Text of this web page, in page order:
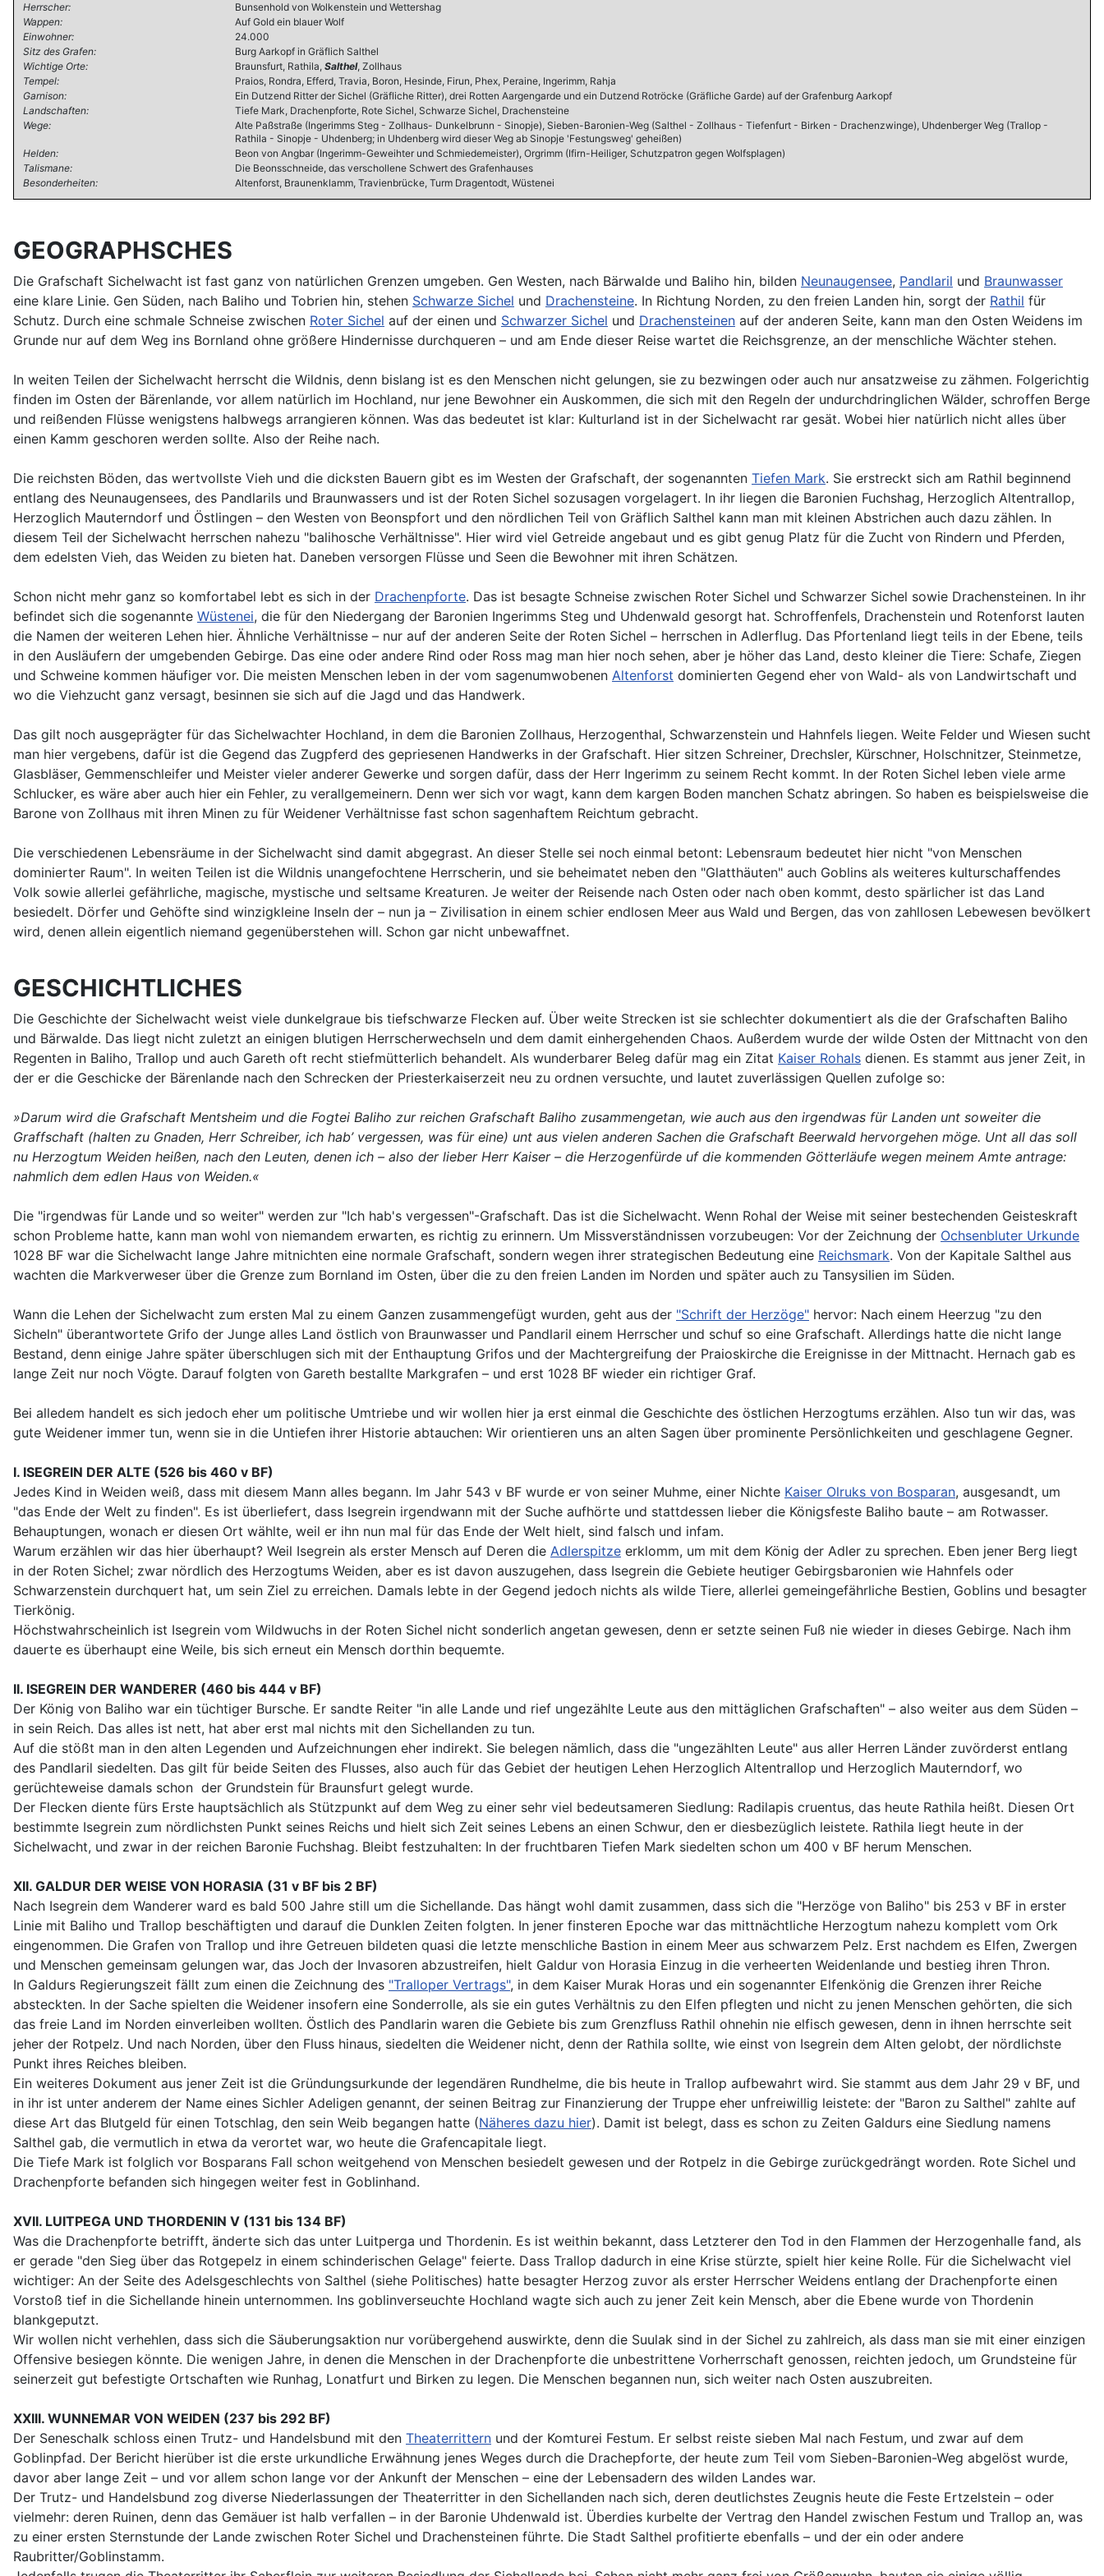
Herrscher:
Bunsenhold von Wolkenstein und Wettershag
Wappen:
Auf Gold ein blauer Wolf
Einwohner:
24.000
Sitz des Grafen:
Burg Aarkopf in Gräflich Salthel
Wichtige Orte:
Braunsfurt, Rathila, Salthel, Zollhaus
Tempel:
Praios, Rondra, Efferd, Travia, Boron, Hesinde, Firun, Phex, Peraine, Ingerimm, Rahja
Garnison:
Ein Dutzend Ritter der Sichel (Gräfliche Ritter), drei Rotten Aargengarde und ein Dutzend Rotröcke (Gräfliche Garde) auf der Grafenburg Aarkopf
Landschaften:
Tiefe Mark, Drachenpforte, Rote Sichel, Schwarze Sichel, Drachensteine
Wege:
Alte Paßstraße (Ingerimms Steg - Zollhaus- Dunkelbrunn - Sinopje), Sieben-Baronien-Weg (Salthel - Zollhaus - Tiefenfurt - Birken - Drachenzwinge), Uhdenberger Weg (Trallop -
Rathila - Sinopje - Uhdenberg; in Uhdenberg wird dieser Weg ab Sinopje 'Festungsweg' geheißen)
Helden:
Beon von Angbar (Ingerimm-Geweihter und Schmiedemeister), Orgrimm (Ifirn-Heiliger, Schutzpatron gegen Wolfsplagen)
Talismane:
Die Beonsschneide, das verschollene Schwert des Grafenhauses
Besonderheiten:
Altenforst, Braunenklamm, Travienbrücke, Turm Dragentodt, Wüstenei
GEOGRAPHSCHES
Die Grafschaft Sichelwacht ist fast ganz von natürlichen Grenzen umgeben. Gen Westen, nach Bärwalde und Baliho hin, bilden Neunaugensee, Pandlaril und Braunwasser
eine klare Linie. Gen Süden, nach Baliho und Tobrien hin, stehen Schwarze Sichel und Drachensteine. In Richtung Norden, zu den freien Landen hin, sorgt der Rathil für
Schutz. Durch eine schmale Schneise zwischen Roter Sichel auf der einen und Schwarzer Sichel und Drachensteinen auf der anderen Seite, kann man den Osten Weidens im
Grunde nur auf dem Weg ins Bornland ohne größere Hindernisse durchqueren – und am Ende dieser Reise wartet die Reichsgrenze, an der menschliche Wächter stehen.
In weiten Teilen der Sichelwacht herrscht die Wildnis, denn bislang ist es den Menschen nicht gelungen, sie zu bezwingen oder auch nur ansatzweise zu zähmen. Folgerichtig
finden im Osten der Bärenlande, vor allem natürlich im Hochland, nur jene Bewohner ein Auskommen, die sich mit den Regeln der undurchdringlichen Wälder, schroffen Berge
und reißenden Flüsse wenigstens halbwegs arrangieren können. Was das bedeutet ist klar: Kulturland ist in der Sichelwacht rar gesät. Wobei hier natürlich nicht alles über
einen Kamm geschoren werden sollte. Also der Reihe nach.
Die reichsten Böden, das wertvollste Vieh und die dicksten Bauern gibt es im Westen der Grafschaft, der sogenannten Tiefen Mark. Sie erstreckt sich am Rathil beginnend
entlang des Neunaugensees, des Pandlarils und Braunwassers und ist der Roten Sichel sozusagen vorgelagert. In ihr liegen die Baronien Fuchshag, Herzoglich Altentrallop,
Herzoglich Mauterndorf und Östlingen – den Westen von Beonspfort und den nördlichen Teil von Gräflich Salthel kann man mit kleinen Abstrichen auch dazu zählen. In
diesem Teil der Sichelwacht herrschen nahezu "balihosche Verhältnisse". Hier wird viel Getreide angebaut und es gibt genug Platz für die Zucht von Rindern und Pferden,
dem edelsten Vieh, das Weiden zu bieten hat. Daneben versorgen Flüsse und Seen die Bewohner mit ihren Schätzen.
Schon nicht mehr ganz so komfortabel lebt es sich in der Drachenpforte. Das ist besagte Schneise zwischen Roter Sichel und Schwarzer Sichel sowie Drachensteinen. In ihr
befindet sich die sogenannte Wüstenei, die für den Niedergang der Baronien Ingerimms Steg und Uhdenwald gesorgt hat. Schroffenfels, Drachenstein und Rotenforst lauten
die Namen der weiteren Lehen hier. Ähnliche Verhältnisse – nur auf der anderen Seite der Roten Sichel – herrschen in Adlerflug. Das Pfortenland liegt teils in der Ebene, teils
in den Ausläufern der umgebenden Gebirge. Das eine oder andere Rind oder Ross mag man hier noch sehen, aber je höher das Land, desto kleiner die Tiere: Schafe, Ziegen
und Schweine kommen häufiger vor. Die meisten Menschen leben in der vom sagenumwobenen Altenforst dominierten Gegend eher von Wald- als von Landwirtschaft und
wo die Viehzucht ganz versagt, besinnen sie sich auf die Jagd und das Handwerk.
Das gilt noch ausgeprägter für das Sichelwachter Hochland, in dem die Baronien Zollhaus, Herzogenthal, Schwarzenstein und Hahnfels liegen. Weite Felder und Wiesen sucht
man hier vergebens, dafür ist die Gegend das Zugpferd des gepriesenen Handwerks in der Grafschaft. Hier sitzen Schreiner, Drechsler, Kürschner, Holschnitzer, Steinmetze,
Glasbläser, Gemmenschleifer und Meister vieler anderer Gewerke und sorgen dafür, dass der Herr Ingerimm zu seinem Recht kommt. In der Roten Sichel leben viele arme
Schlucker, es wäre aber auch hier ein Fehler, zu verallgemeinern. Denn wer sich vor wagt, kann dem kargen Boden manchen Schatz abringen. So haben es beispielsweise die
Barone von Zollhaus mit ihren Minen zu für Weidener Verhältnisse fast schon sagenhaftem Reichtum gebracht.
Die verschiedenen Lebensräume in der Sichelwacht sind damit abgegrast. An dieser Stelle sei noch einmal betont: Lebensraum bedeutet hier nicht "von Menschen
dominierter Raum". In weiten Teilen ist die Wildnis unangefochtene Herrscherin, und sie beheimatet neben den "Glatthäuten" auch Goblins als weiteres kulturschaffendes
Volk sowie allerlei gefährliche, magische, mystische und seltsame Kreaturen. Je weiter der Reisende nach Osten oder nach oben kommt, desto spärlicher ist das Land
besiedelt. Dörfer und Gehöfte sind winzigkleine Inseln der – nun ja – Zivilisation in einem schier endlosen Meer aus Wald und Bergen, das von zahllosen Lebewesen bevölkert
wird, denen allein eigentlich niemand gegenüberstehen will. Schon gar nicht unbewaffnet.
GESCHICHTLICHES
Die Geschichte der Sichelwacht weist viele dunkelgraue bis tiefschwarze Flecken auf. Über weite Strecken ist sie schlechter dokumentiert als die der Grafschaften Baliho
und Bärwalde. Das liegt nicht zuletzt an einigen blutigen Herrscherwechseln und dem damit einhergehenden Chaos. Außerdem wurde der wilde Osten der Mittnacht von den
Regenten in Baliho, Trallop und auch Gareth oft recht stiefmütterlich behandelt. Als wunderbarer Beleg dafür mag ein Zitat Kaiser Rohals dienen. Es stammt aus jener Zeit, in
der er die Geschicke der Bärenlande nach den Schrecken der Priesterkaiserzeit neu zu ordnen versuchte, und lautet zuverlässigen Quellen zufolge so:
»Darum wird die Grafschaft Mentsheim und die Fogtei Baliho zur reichen Grafschaft Baliho zusammengetan, wie auch aus den irgendwas für Landen unt soweiter die
Graffschaft (halten zu Gnaden, Herr Schreiber, ich hab’ vergessen, was für eine) unt aus vielen anderen Sachen die Grafschaft Beerwald hervorgehen möge. Unt all das soll
nu Herzogtum Weiden heißen, nach den Leuten, denen ich – also der lieber Herr Kaiser – die Herzogenfürde uf die kommenden Götterläufe wegen meinem Amte antrage:
nahmlich dem edlen Haus von Weiden.«
Die "irgendwas für Lande und so weiter" werden zur "Ich hab's vergessen"-Grafschaft. Das ist die Sichelwacht. Wenn Rohal der Weise mit seiner bestechenden Geisteskraft
schon Probleme hatte, kann man wohl von niemandem erwarten, es richtig zu erinnern. Um Missverständnissen vorzubeugen: Vor der Zeichnung der Ochsenbluter Urkunde
1028 BF war die Sichelwacht lange Jahre mitnichten eine normale Grafschaft, sondern wegen ihrer strategischen Bedeutung eine Reichsmark. Von der Kapitale Salthel aus
wachten die Markverweser über die Grenze zum Bornland im Osten, über die zu den freien Landen im Norden und später auch zu Tansysilien im Süden.
Wann die Lehen der Sichelwacht zum ersten Mal zu einem Ganzen zusammengefügt wurden, geht aus der "Schrift der Herzöge" hervor: Nach einem Heerzug "zu den
Sicheln" überantwortete Grifo der Junge alles Land östlich von Braunwasser und Pandlaril einem Herrscher und schuf so eine Grafschaft. Allerdings hatte die nicht lange
Bestand, denn einige Jahre später überschlugen sich mit der Enthauptung Grifos und der Machtergreifung der Praioskirche die Ereignisse in der Mittnacht. Hernach gab es
lange Zeit nur noch Vögte. Darauf folgten von Gareth bestallte Markgrafen – und erst 1028 BF wieder ein richtiger Graf.
Bei alledem handelt es sich jedoch eher um politische Umtriebe und wir wollen hier ja erst einmal die Geschichte des östlichen Herzogtums erzählen. Also tun wir das, was
gute Weidener immer tun, wenn sie in die Untiefen ihrer Historie abtauchen: Wir orientieren uns an alten Sagen über prominente Persönlichkeiten und geschlagene Gegner.
I. ISEGREIN DER ALTE (526 bis 460 v BF)
Jedes Kind in Weiden weiß, dass mit diesem Mann alles begann. Im Jahr 543 v BF wurde er von seiner Muhme, einer Nichte Kaiser Olruks von Bosparan, ausgesandt, um
"das Ende der Welt zu finden". Es ist überliefert, dass Isegrein irgendwann mit der Suche aufhörte und stattdessen lieber die Königsfeste Baliho baute – am Rotwasser.
Behauptungen, wonach er diesen Ort wählte, weil er ihn nun mal für das Ende der Welt hielt, sind falsch und infam.
Warum erzählen wir das hier überhaupt? Weil Isegrein als erster Mensch auf Deren die Adlerspitze erklomm, um mit dem König der Adler zu sprechen. Eben jener Berg liegt
in der Roten Sichel; zwar nördlich des Herzogtums Weiden, aber es ist davon auszugehen, dass Isegrein die Gebiete heutiger Gebirgsbaronien wie Hahnfels oder
Schwarzenstein durchquert hat, um sein Ziel zu erreichen. Damals lebte in der Gegend jedoch nichts als wilde Tiere, allerlei gemeingefährliche Bestien, Goblins und besagter
Tierkönig.
Höchstwahrscheinlich ist Isegrein vom Wildwuchs in der Roten Sichel nicht sonderlich angetan gewesen, denn er setzte seinen Fuß nie wieder in dieses Gebirge. Nach ihm
dauerte es überhaupt eine Weile, bis sich erneut ein Mensch dorthin bequemte.
II. ISEGREIN DER WANDERER (460 bis 444 v BF)
Der König von Baliho war ein tüchtiger Bursche. Er sandte Reiter "in alle Lande und rief ungezählte Leute aus den mittäglichen Grafschaften" – also weiter aus dem Süden –
in sein Reich. Das alles ist nett, hat aber erst mal nichts mit den Sichellanden zu tun.
Auf die stößt man in den alten Legenden und Aufzeichnungen eher indirekt. Sie belegen nämlich, dass die "ungezählten Leute" aus aller Herren Länder zuvörderst entlang
des Pandlaril siedelten. Das gilt für beide Seiten des Flusses, also auch für das Gebiet der heutigen Lehen Herzoglich Altentrallop und Herzoglich Mauterndorf, wo
gerüchteweise damals schon der Grundstein für Braunsfurt gelegt wurde.
Der Flecken diente fürs Erste hauptsächlich als Stützpunkt auf dem Weg zu einer sehr viel bedeutsameren Siedlung: Radilapis cruentus, das heute Rathila heißt. Diesen Ort
bestimmte Isegrein zum nördlichsten Punkt seines Reichs und hielt sich Zeit seines Lebens an einen Schwur, den er diesbezüglich leistete. Rathila liegt heute in der
Sichelwacht, und zwar in der reichen Baronie Fuchshag. Bleibt festzuhalten: In der fruchtbaren Tiefen Mark siedelten schon um 400 v BF herum Menschen.
XII. GALDUR DER WEISE VON HORASIA (31 v BF bis 2 BF)
Nach Isegrein dem Wanderer ward es bald 500 Jahre still um die Sichellande. Das hängt wohl damit zusammen, dass sich die "Herzöge von Baliho" bis 253 v BF in erster
Linie mit Baliho und Trallop beschäftigten und darauf die Dunklen Zeiten folgten. In jener finsteren Epoche war das mittnächtliche Herzogtum nahezu komplett vom Ork
eingenommen. Die Grafen von Trallop und ihre Getreuen bildeten quasi die letzte menschliche Bastion in einem Meer aus schwarzem Pelz. Erst nachdem es Elfen, Zwergen
und Menschen gemeinsam gelungen war, das Joch der Invasoren abzustreifen, hielt Galdur von Horasia Einzug in die verheerten Weidenlande und bestieg ihren Thron.
In Galdurs Regierungszeit fällt zum einen die Zeichnung des "Tralloper Vertrags", in dem Kaiser Murak Horas und ein sogenannter Elfenkönig die Grenzen ihrer Reiche
absteckten. In der Sache spielten die Weidener insofern eine Sonderrolle, als sie ein gutes Verhältnis zu den Elfen pflegten und nicht zu jenen Menschen gehörten, die sich
das freie Land im Norden einverleiben wollten. Östlich des Pandlarin waren die Gebiete bis zum Grenzfluss Rathil ohnehin nie elfisch gewesen, denn in ihnen herrschte seit
jeher der Rotpelz. Und nach Norden, über den Fluss hinaus, siedelten die Weidener nicht, denn der Rathila sollte, wie einst von Isegrein dem Alten gelobt, der nördlichste
Punkt ihres Reiches bleiben.
Ein weiteres Dokument aus jener Zeit ist die Gründungsurkunde der legendären Rundhelme, die bis heute in Trallop aufbewahrt wird. Sie stammt aus dem Jahr 29 v BF, und
in ihr ist unter anderem der Name eines Sichler Adeligen genannt, der seinen Beitrag zur Finanzierung der Truppe eher unfreiwillig leistete: der "Baron zu Salthel" zahlte auf
diese Art das Blutgeld für einen Totschlag, den sein Weib begangen hatte (Näheres dazu hier). Damit ist belegt, dass es schon zu Zeiten Galdurs eine Siedlung namens
Salthel gab, die vermutlich in etwa da verortet war, wo heute die Grafencapitale liegt.
Die Tiefe Mark ist folglich vor Bosparans Fall schon weitgehend von Menschen besiedelt gewesen und der Rotpelz in die Gebirge zurückgedrängt worden. Rote Sichel und
Drachenpforte befanden sich hingegen weiter fest in Goblinhand.
XVII. LUITPEGA UND THORDENIN V (131 bis 134 BF)
Was die Drachenpforte betrifft, änderte sich das unter Luitperga und Thordenin. Es ist weithin bekannt, dass Letzterer den Tod in den Flammen der Herzogenhalle fand, als
er gerade "den Sieg über das Rotgepelz in einem schinderischen Gelage" feierte. Dass Trallop dadurch in eine Krise stürzte, spielt hier keine Rolle. Für die Sichelwacht viel
wichtiger: An der Seite des Adelsgeschlechts von Salthel (siehe Politisches) hatte besagter Herzog zuvor als erster Herrscher Weidens entlang der Drachenpforte einen
Vorstoß tief in die Sichellande hinein unternommen. Ins goblinverseuchte Hochland wagte sich auch zu jener Zeit kein Mensch, aber die Ebene wurde von Thordenin
blankgeputzt.
Wir wollen nicht verhehlen, dass sich die Säuberungsaktion nur vorübergehend auswirkte, denn die Suulak sind in der Sichel zu zahlreich, als dass man sie mit einer einzigen
Offensive besiegen könnte. Die wenigen Jahre, in denen die Menschen in der Drachenpforte die unbestrittene Vorherrschaft genossen, reichten jedoch, um Grundsteine für
seinerzeit gut befestigte Ortschaften wie Runhag, Lonatfurt und Birken zu legen. Die Menschen begannen nun, sich weiter nach Osten auszubreiten.
XXIII. WUNNEMAR VON WEIDEN (237 bis 292 BF)
Der Seneschalk schloss einen Trutz- und Handelsbund mit den Theaterrittern und der Komturei Festum. Er selbst reiste sieben Mal nach Festum, und zwar auf dem
Goblinpfad. Der Bericht hierüber ist die erste urkundliche Erwähnung jenes Weges durch die Drachepforte, der heute zum Teil vom Sieben-Baronien-Weg abgelöst wurde,
davor aber lange Zeit – und vor allem schon lange vor der Ankunft der Menschen – eine der Lebensadern des wilden Landes war.
Der Trutz- und Handelsbund zog diverse Niederlassungen der Theaterritter in den Sichellanden nach sich, deren deutlichstes Zeugnis heute die Feste Ertzelstein – oder
vielmehr: deren Ruinen, denn das Gemäuer ist halb verfallen – in der Baronie Uhdenwald ist. Überdies kurbelte der Vertrag den Handel zwischen Festum und Trallop an, was
zu einer ersten Sternstunde der Lande zwischen Roter Sichel und Drachensteinen führte. Die Stadt Salthel profitierte ebenfalls – und der ein oder andere
Raubritter/Goblinstamm.